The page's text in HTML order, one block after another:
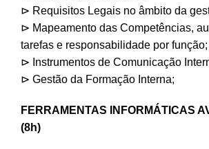
⊳ Requisitos Legais no âmbito da
⊳ Mapeamento das Competências,
tarefas e responsabilidade por função;
⊳ Instrumentos de Comunicação
⊳ Gestão da Formação Interna;
FERRAMENTAS INFORMÁTICAS
(8h)